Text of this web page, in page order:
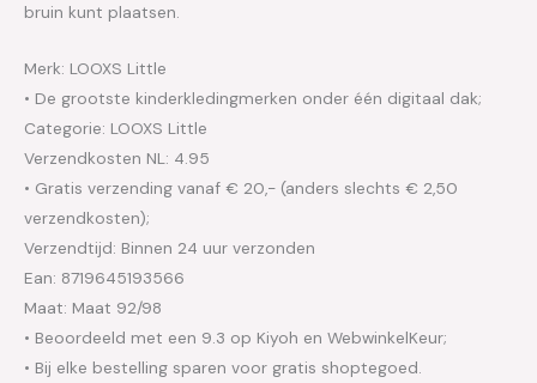
bruin kunt plaatsen.
Merk: LOOXS Little
• De grootste kinderkledingmerken onder één digitaal dak;
Categorie: LOOXS Little
Verzendkosten NL: 4.95
• Gratis verzending vanaf € 20,- (anders slechts € 2,50
verzendkosten);
Verzendtijd: Binnen 24 uur verzonden
Ean: 8719645193566
Maat: Maat 92/98
• Beoordeeld met een 9.3 op Kiyoh en WebwinkelKeur;
• Bij elke bestelling sparen voor gratis shoptegoed.